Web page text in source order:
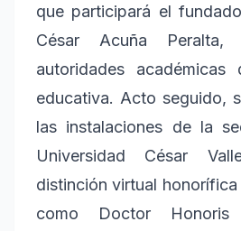
que participará el
César Acuña
autoridades
educativa. Acto seguido,
las instalaciones de la
Universidad César
distinción virtual
como Doctor